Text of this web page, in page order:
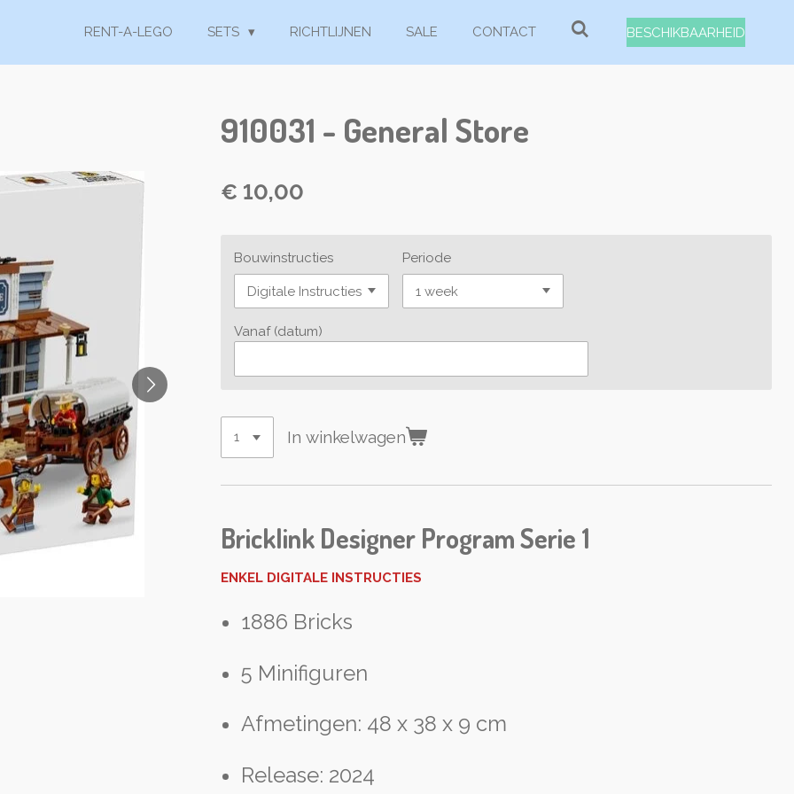
RENT-A-LEGO SETS RICHTLIJNEN SALE CONTACT BESCHIKBAARHEID
910031 - General Store
€ 10,00
Bouwinstructies Periode
Vanaf (datum)
In winkelwagen
Bricklink Designer Program Serie 1
ENKEL DIGITALE INSTRUCTIES
1886 Bricks
5 Minifiguren
Afmetingen: 48 x 38 x 9 cm
Release: 2024